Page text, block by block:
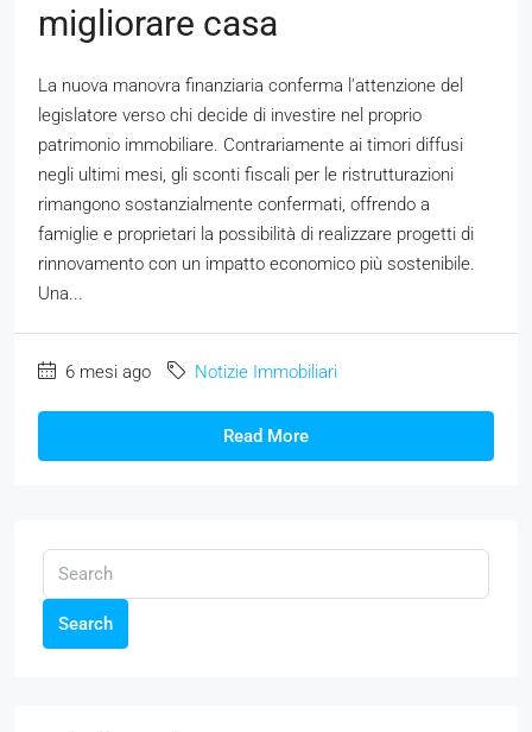
migliorare casa
La nuova manovra finanziaria conferma l'attenzione del
legislatore verso chi decide di investire nel proprio
patrimonio immobiliare. Contrariamente ai timori diffusi
negli ultimi mesi, gli sconti fiscali per le ristrutturazioni
rimangono sostanzialmente confermati, offrendo a
famiglie e proprietari la possibilità di realizzare progetti di
rinnovamento con un impatto economico più sostenibile.
Una...
6 mesi ago Notizie Immobiliari
Read More
Search